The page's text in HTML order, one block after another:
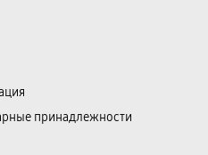
принадлежности